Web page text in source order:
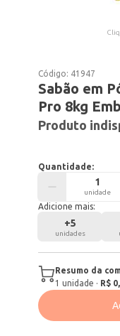
Código: 41947
Sabão em
Pro 8kg
Produto
Quantidade:
unidade
Adicione mais:
+5
unidades
Resumo da
1 unidade · R$